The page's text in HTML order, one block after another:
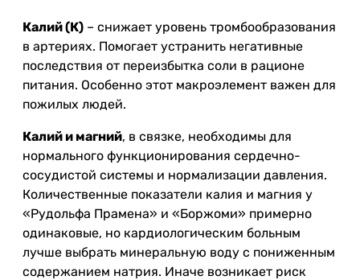
Калий (К) – снижает уровень тромбообразования
в артериях. Помогает устранить негативные
последствия от переизбытка соли в рационе
питания. Особенно этот макроэлемент важен для
пожилых людей.
Калий и магний, в связке, необходимы для
нормального функционирования сердечно-
сосудистой системы и нормализации давления.
Количественные показатели калия и магния у
«Рудольфа Прамена» и «Боржоми» примерно
одинаковые, но кардиологическим больным
лучше выбрать минеральную воду с пониженным
содержанием натрия. Иначе возникает риск